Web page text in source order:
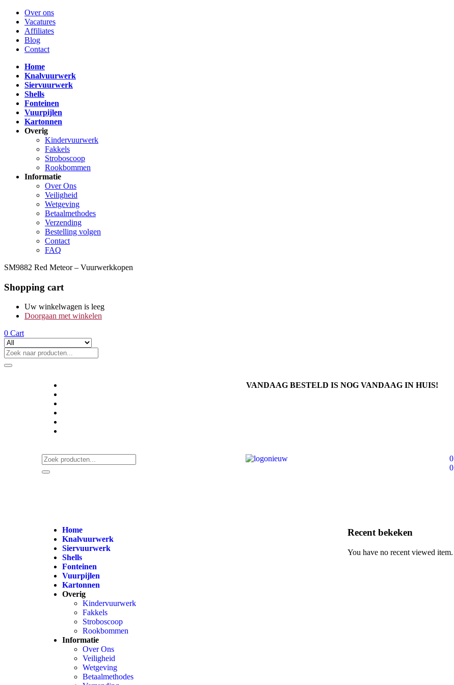
Over ons
Vacatures
Affiliates
Blog
Contact
Home
Knalvuurwerk
Siervuurwerk
Shells
Fonteinen
Vuurpijlen
Kartonnen
Overig
Kindervuurwerk
Fakkels
Stroboscoop
Rookbommen
Informatie
Over Ons
Veiligheid
Wetgeving
Betaalmethodes
Verzending
Bestelling volgen
Contact
FAQ
SM9882 Red Meteor – Vuurwerkkopen
Shopping cart
Uw winkelwagen is leeg
Doorgaan met winkelen
0 Cart
VANDAAG BESTELD IS NOG VANDAAG IN HUIS!
0
0
Home
Knalvuurwerk
Siervuurwerk
Shells
Fonteinen
Vuurpijlen
Kartonnen
Overig
Kindervuurwerk
Fakkels
Stroboscoop
Rookbommen
Informatie
Over Ons
Veiligheid
Wetgeving
Betaalmethodes
Recent bekeken
You have no recent viewed item.